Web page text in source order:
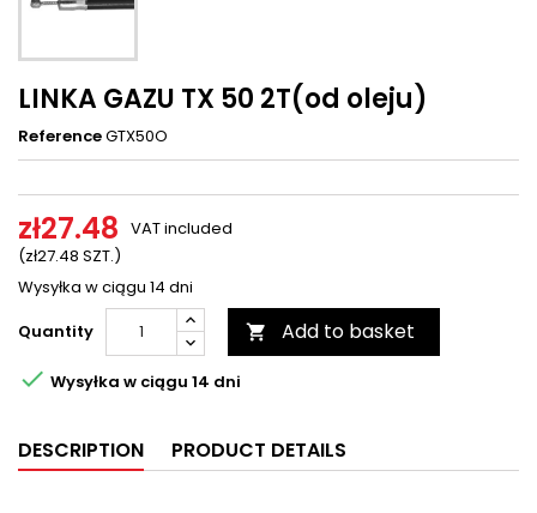
LINKA GAZU TX 50 2T(od oleju)
ReferenceGTX50O
zł27.48
(zł27.48 SZT.)
VAT included
Wysyłka w ciągu 14 dni
Quantity
 Add to basket
 Wysyłka w ciągu 14 dni
DESCRIPTION PRODUCT DETAILS